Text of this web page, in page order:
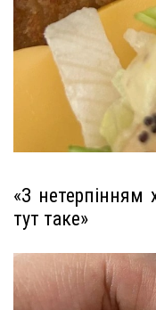
«З нетерпінням
тут таке»